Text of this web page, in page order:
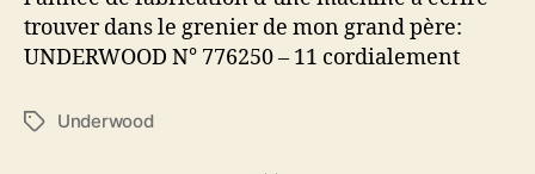
underwood
trouver dans le grenier de mon grand père:
UNDERWOOD N° 776250 – 11 cordialement
Étiquettes
Underwood